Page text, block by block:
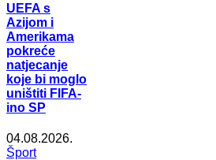
UEFA s
Azijom i
Amerikama
pokreće
natjecanje
koje bi moglo
uništiti FIFA-
ino SP
04.08.2026.
Šport